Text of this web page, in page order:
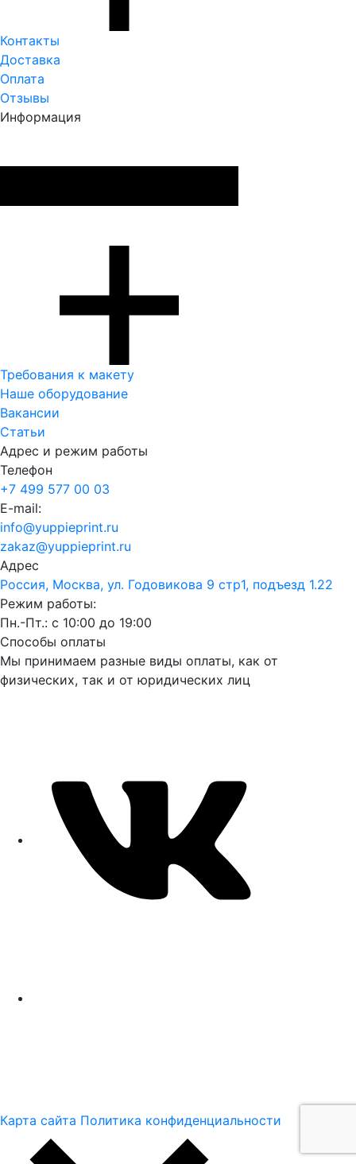
Контакты
Доставка
Оплата
Отзывы
Информация
Требования к макету
Наше оборудование
Вакансии
Статьи
Адрес и режим работы
Телефон
+7 499 577 00 03
E-mail:
info@yuppieprint.ru
zakaz@yuppieprint.ru
Адрес
Россия, Москва, ул. Годовикова 9 стр1, подъезд 1.22
Режим работы:
Пн.-Пт.: с 10:00 до 19:00
Способы оплаты
Мы принимаем разные виды оплаты, как от
физических, так и от юридических лиц
Карта сайта Политика конфиденциальности